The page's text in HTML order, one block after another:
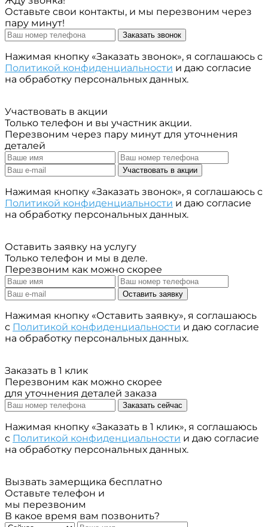
Оставьте свои контакты, и мы перезвоним через
пару минут!
Заказать звонок
Нажимая кнопку «Заказать звонок», я соглашаюсь с
Политикой конфиденциальности и даю согласие
на обработку персональных данных.
Участвовать в акции
Только телефон и вы участник акции.
Перезвоним через пару минут для уточнения
деталей
Участвовать в акции
Нажимая кнопку «Заказать звонок», я соглашаюсь с
Политикой конфиденциальности и даю согласие
на обработку персональных данных.
Оставить заявку на услугу
Только телефон и мы в деле.
Перезвоним как можно скорее
Оставить заявку
Нажимая кнопку «Оставить заявку», я соглашаюсь
с Политикой конфиденциальности и даю согласие
на обработку персональных данных.
Заказать в 1 клик
Перезвоним как можно скорее
для уточнения деталей заказа
Заказать сейчас
Нажимая кнопку «Заказать в 1 клик», я соглашаюсь
с Политикой конфиденциальности и даю согласие
на обработку персональных данных.
Вызвать замерщика бесплатно
Оставьте телефон и
мы перезвоним
В какое время вам позвонить?